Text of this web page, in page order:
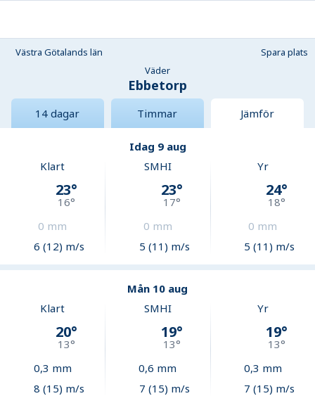
Västra Götalands län
Spara plats
Väder
Ebbetorp
14 dagar Timmar Jämför
Idag 9 aug
Klart
23°
16°
0 mm
6 (12) m/s
SMHI
23°
17°
0 mm
5 (11) m/s
Yr
24°
18°
0 mm
5 (11) m/s
Mån 10 aug
Klart
20°
13°
0,3 mm
8 (15) m/s
SMHI
19°
13°
0,6 mm
7 (15) m/s
Yr
19°
13°
0,3 mm
7 (15) m/s